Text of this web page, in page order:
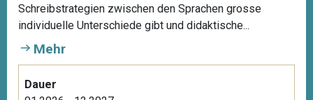
Schreibstrategien zwischen den Sprachen grosse
individuelle Unterschiede gibt und didaktische...
Mehr
Dauer